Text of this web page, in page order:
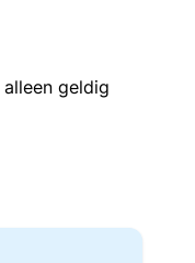
geldig